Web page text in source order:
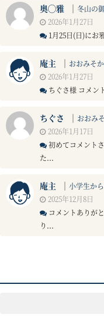
奥◯雅 ｜ 冬山の
2026年1月27日
1月25日(日)にお
庵主 ｜ おおみそか
2026年1月27日
ちぐさ様 コメン
ちぐさ ｜ おおみ
2026年1月17日
初めてコメント
た...
庵主 ｜ 小学生か
2025年12月8日
コメントありが
り...